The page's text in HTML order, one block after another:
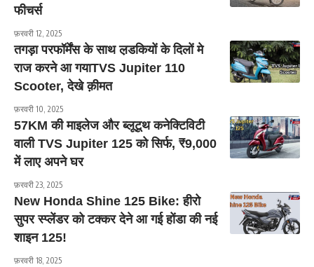
फीचर्स
फ़रवरी 12, 2025
तगड़ा परफॉर्मेंस के साथ ल़डकियों के दिलों मे
राज करने आ गयाTVS Jupiter 110
Scooter, देखे क़ीमत
फ़रवरी 10, 2025
57KM की माइलेज और ब्लूटूथ कनेक्टिविटी
वाली TVS Jupiter 125 को सिर्फ, ₹9,000
में लाए अपने घर
फ़रवरी 23, 2025
New Honda Shine 125 Bike: हीरो
सुपर स्प्लेंडर को टक्कर देने आ गई होंडा की नई
शाइन 125!
फ़रवरी 18, 2025